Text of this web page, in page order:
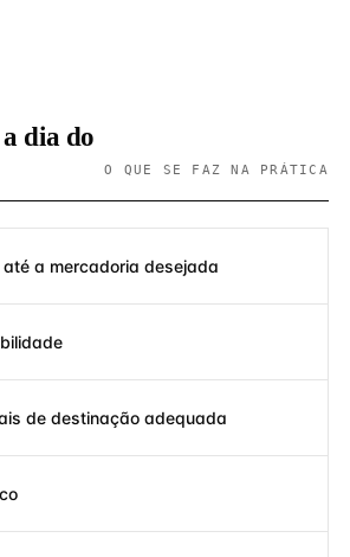
dia do
O QUE SE FAZ NA PRÁTICA
a mercadoria desejada
de destinação adequada